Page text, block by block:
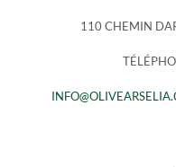
110 CHEMIN